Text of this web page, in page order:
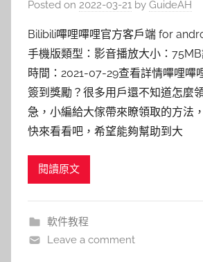
Posted on 2022-03-21 by GuideAH
Bilibili嗶哩嗶哩官方客戶端 for
手機版類型：影音播放大小：
時間：2021-07-29查看詳情嗶哩嗶
簽到獎勵？很多用戶還不知道怎麼
急，小編給大傢帶來瞭領取的方法
快來看看吧，希望能夠幫助到大
閱讀原文
軟件教程
Leave a comment